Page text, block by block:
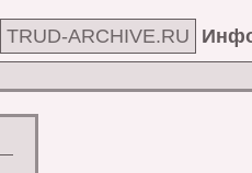
TRUD-ARCHIVE.RU